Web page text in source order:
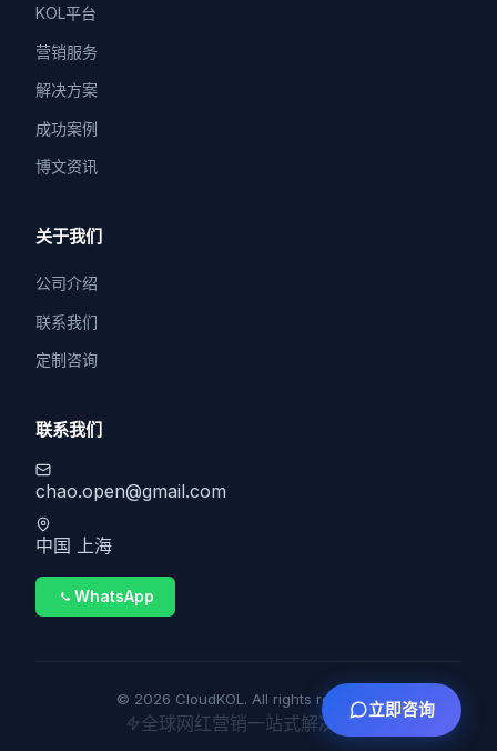
KOL平台
营销服务
解决方案
成功案例
博文资讯
关于我们
公司介绍
联系我们
定制咨询
联系我们
chao.open@gmail.com
中国 上海
WhatsApp
© 2026 CloudKOL. All rights reserved.
全球网红营销一站式解决方案
立即咨询